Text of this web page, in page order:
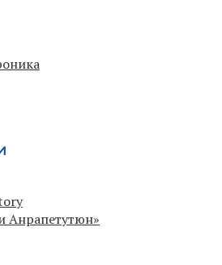
Анрапетутюн»